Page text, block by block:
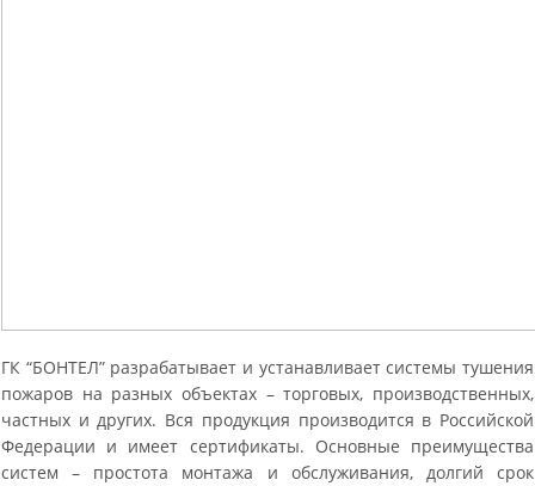
ГК “БОНТЕЛ” разрабатывает и устанавливает системы тушения
пожаров на разных объектах – торговых, производственных,
частных и других. Вся продукция производится в Российской
Федерации и имеет сертификаты. Основные преимущества
систем – простота монтажа и обслуживания, долгий срок